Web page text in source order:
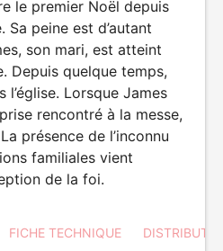
le premier Noël depuis
Sa peine est d’autant
son mari, est atteint
Depuis quelque temps,
l’église. Lorsque James
rencontré à la messe,
présence de l’inconnu
familiales vient
de la foi.
FICHE TECHNIQUE